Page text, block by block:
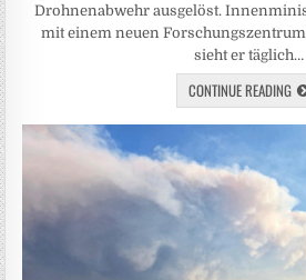
Drohnenabwehr ausgelöst.
mit einem neuen
sieht er täglich…
CONTINUE READING